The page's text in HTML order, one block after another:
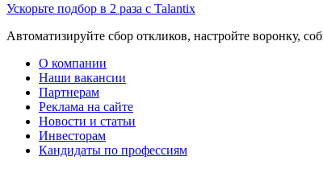
Ускорьте подбор в 2 раза с Talantix
Автоматизируйте сбор откликов, настройте воронку,
О компании
Наши вакансии
Партнерам
Реклама на сайте
Новости и статьи
Инвесторам
Кандидаты по профессиям